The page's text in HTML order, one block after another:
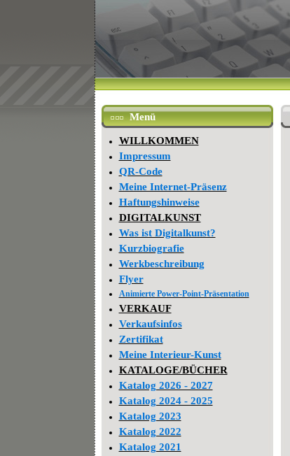
Menü
WILLKOMMEN
Impressum
QR-Code
Meine Internet-Präsenz
Haftungshinweise
DIGITALKUNST
Was ist Digitalkunst?
Kurzbiografie
Werkbeschreibung
Flyer
Animierte Power-Point-Präsentation
VERKAUF
Verkaufsinfos
Zertifikat
Meine Interieur-Kunst
KATALOGE/BÜCHER
Katalog 2026 - 2027
Katalog 2024 - 2025
Katalog 2023
Katalog 2022
Katalog 2021